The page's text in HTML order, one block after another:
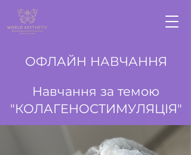
ОФЛАЙН НАВЧАННЯ
Навчання за темою
"КОЛАГЕНОСТИМУЛЯЦІЯ"